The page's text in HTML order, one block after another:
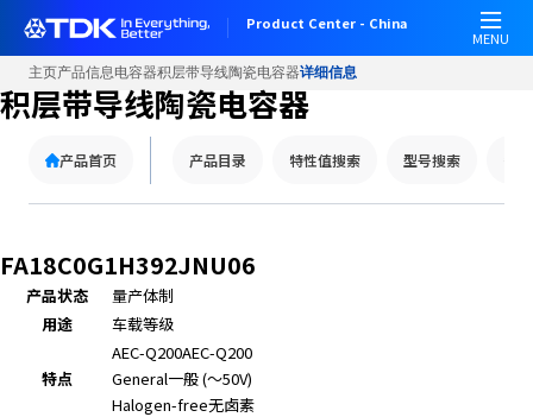
Product Center - China
MENU
主页产品信息电容器积层带导线陶瓷电容器详细信息
积层带导线陶瓷电容器
产品首页 产品目录 特性值搜索 型号搜索
FA18C0G1H392JNU06
产品状态
量产体制
用途
车载等级
特点
AEC-Q200AEC-Q200
General一般 (～50V)
Halogen-free无卤素